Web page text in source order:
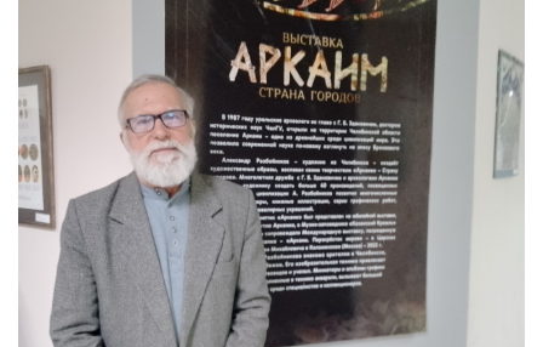
НОВОСТИ КОЛЛЕДЖ TV
КОЛЛЕДЖ ДЕНЬ ЗА ДНЕМ
ГОСТЬ В СТУДИИ
Фотогалерея
ГОРОДСКИЕ НОВОСТИ